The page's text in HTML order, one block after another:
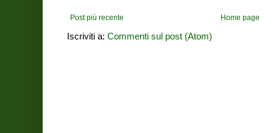
Post più recente Home page
Iscriviti a: Commenti sul post (Atom)